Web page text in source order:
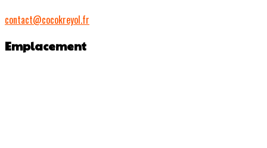
contact@cocokreyol.fr
Emplacement